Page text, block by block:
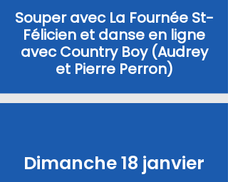
Souper avec La Fournée St-
Félicien et danse en ligne
avec Country Boy (Audrey
et Pierre Perron)
Dimanche 18 janvier